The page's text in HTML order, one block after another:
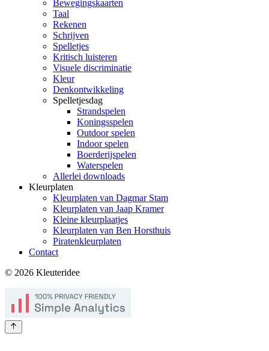
Bewegingskaarten
Taal
Rekenen
Schrijven
Spelletjes
Kritisch luisteren
Visuele discriminatie
Kleur
Denkontwikkeling
Spelletjesdag
Strandspelen
Koningsspelen
Outdoor spelen
Indoor spelen
Boerderijspelen
Waterspelen
Allerlei downloads
Kleurplaten
Kleurplaten van Dagmar Stam
Kleurplaten van Jaap Kramer
Kleine kleurplaatjes
Kleurplaten van Ben Horsthuis
Piratenkleurplaten
Contact
© 2026 Kleuteridee